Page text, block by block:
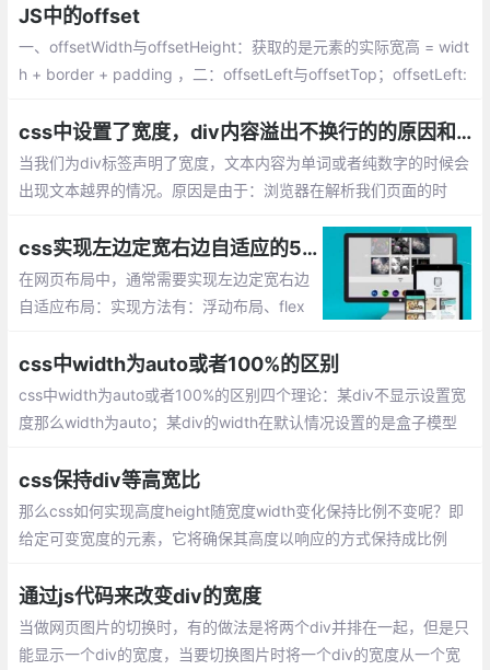
内边距的边缘和边框的外边缘之间的水平和垂直距离...
JS中的offset
一、offsetWidth与offsetHeight：获取的是元素的实际宽高 = widt
h + border + padding ，二：offsetLeft与offsetTop；offsetLeft:
自己上外边框与父级元素的上内边框的距离
css中设置了宽度，div内容溢出不换行的的原因和解决方法
当我们为div标签声明了宽度，文本内容为单词或者纯数字的时候会
出现文本越界的情况。原因是由于：浏览器在解析我们页面的时
行换行。
css实现左边定宽右边自适应的5种方法总汇
在网页布局中，通常需要实现左边定宽右边
自适应布局：实现方法有：浮动布局、flex
局
css中width为auto或者100%的区别
css中width为auto或者100%的区别四个理论：某div不显示设置宽
度那么width为auto；某div的width在默认情况设置的是盒子模型
的宽度为其父元素的宽度
css保持div等高宽比
那么css如何实现高度height随宽度width变化保持比例不变呢？即
给定可变宽度的元素，它将确保其高度以响应的方式保持成比例
种方式来实现这种效果。
通过js代码来改变div的宽度
当做网页图片的切换时，有的做法是将两个div并排在一起，但是只
能显示一个div的宽度，当要切换图片时将一个div的宽度从一个宽